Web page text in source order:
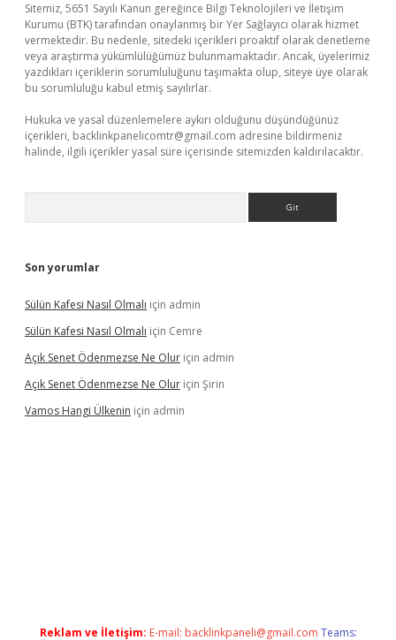
Sitemiz, 5651 Sayılı Kanun gereğince Bilgi Teknolojileri ve İletişim
Kurumu (BTK) tarafından onaylanmış bir Yer Sağlayıcı olarak hizmet
vermektedir. Bu nedenle, sitedeki içerikleri proaktif olarak denetleme
veya araştırma yükümlülüğümüz bulunmamaktadır. Ancak, üyelerimiz
yazdıkları içeriklerin sorumluluğunu taşımakta olup, siteye üye olarak
bu sorumluluğu kabul etmiş sayılırlar.
Hukuka ve yasal düzenlemelere aykırı olduğunu düşündüğünüz
içerikleri, backlinkpanelicomtr@gmail.com adresine bildirmeniz
halinde, ilgili içerikler yasal süre içerisinde sitemizden kaldırılacaktır.
Son yorumlar
Sülün Kafesi Nasıl Olmalı için admin
Sülün Kafesi Nasıl Olmalı için Cemre
Açık Senet Ödenmezse Ne Olur için admin
Açık Senet Ödenmezse Ne Olur için Şirin
Vamos Hangi Ülkenin için admin
Reklam ve İletişim: E-mail: backlinkpaneli@gmail.com Teams: